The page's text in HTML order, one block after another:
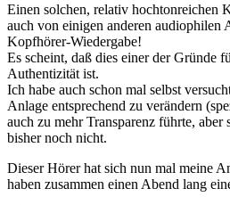
Einen solchen, relativ hochtonreichen
auch von einigen anderen audiophilen
Kopfhörer-Wiedergabe!
Es scheint, daß dies einer der Gründe
Authentizität ist.
Ich habe auch schon mal selbst
Anlage entsprechend zu verändern
auch zu mehr Transparenz führte, aber
bisher noch nicht.
Dieser Hörer hat sich nun mal meine
haben zusammen einen Abend lang